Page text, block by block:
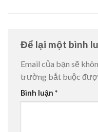
Để lại một bình
Email của bạn sẽ
trường bắt buộc
Bình luận *